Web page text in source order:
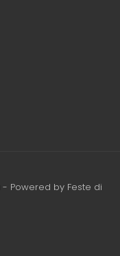
- Powered by Feste di